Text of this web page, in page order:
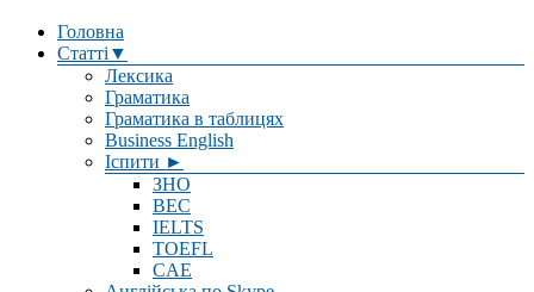
Головна
Статті▼
Лексика
Граматика
Граматика в таблицях
Business English
Іспити ►
ЗНО
BEC
IELTS
TOEFL
CAE